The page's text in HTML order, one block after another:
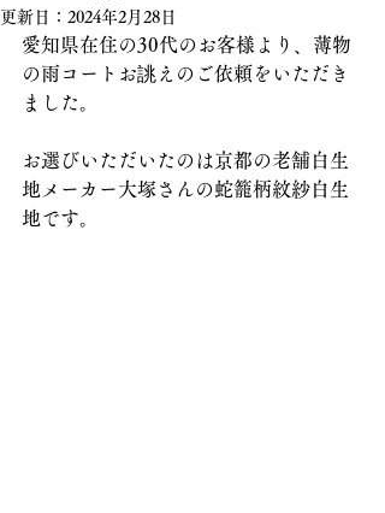
更新日： 2024年2月28日
愛知県在住の30代のお客様より、薄物
の雨コートお誂えのご依頼をいただき
ました。
お選びいただいたのは京都の老舗白生
地メーカー大塚さんの蛇籠柄紋紗白生
地です。